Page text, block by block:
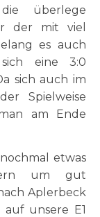
überlege
der mit viel
es auch
eine 3:0
sich auch im
Spielweise
am Ende
etwas
um gut
Aplerbeck
unsere E1